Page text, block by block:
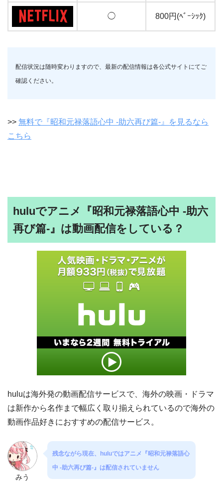
◯ 800円(ﾍﾞｰｼｯｸ)
配信状況は随時変わりますので、最新の配信情報は各公式サイトにてご
確認ください。
>> 無料で『昭和元禄落語心中 -助六再び篇-』を見るなら
こちら
huluでアニメ『昭和元禄落語心中 -助六
再び篇-』は動画配信をしている？
huluは海外発の動画配信サービスで、海外の映画・ドラマ
は新作から名作まで幅広く取り揃えられているので海外の
動画作品好きにおすすめの配信サービス。
みう
残念ながら現在、huluではアニメ『昭和元禄落語心
中 -助六再び篇-』は配信されていません